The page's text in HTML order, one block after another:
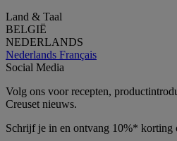
Land & Taal
BELGIË
NEDERLANDS
Nederlands Français
Social Media
Volg ons voor recepten,
Creuset nieuws.
Schrijf je in en ontvang 10%* korting